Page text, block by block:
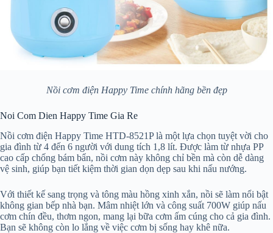
Nồi cơm điện Happy Time chính hãng bền đẹp
Noi Com Dien Happy Time Gia Re
Nồi cơm điện Happy Time HTD-8521P là một lựa chọn tuyệt vời cho
gia đình từ 4 đến 6 người với dung tích 1,8 lít. Được làm từ nhựa PP
cao cấp chống bám bẩn, nồi cơm này không chỉ bền mà còn dễ dàng
vệ sinh, giúp bạn tiết kiệm thời gian dọn dẹp sau khi nấu nướng.
Với thiết kế sang trọng và tông màu hồng xinh xắn, nồi sẽ làm nổi bật
không gian bếp nhà bạn. Mâm nhiệt lớn và công suất 700W giúp nấu
cơm chín đều, thơm ngon, mang lại bữa cơm ấm cúng cho cả gia đình.
Bạn sẽ không còn lo lắng về việc cơm bị sống hay khê nữa.